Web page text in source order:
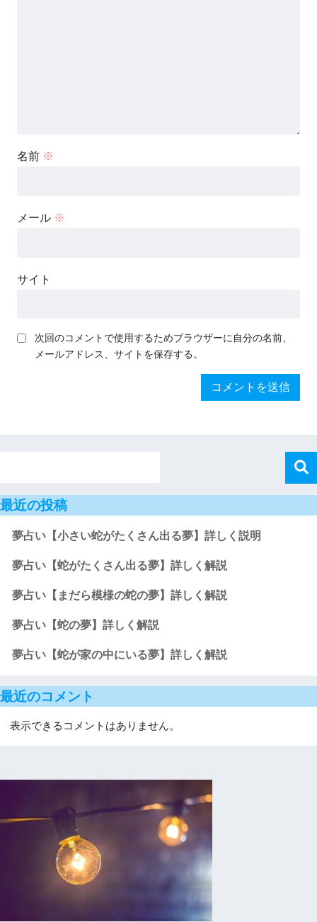
名前 ※
メール ※
サイト
次回のコメントで使用するためブラウザーに自分の名前、
メールアドレス、サイトを保存する。
最近の投稿
夢占い【小さい蛇がたくさん出る夢】詳しく説明
夢占い【蛇がたくさん出る夢】詳しく解説
夢占い【まだら模様の蛇の夢】詳しく解説
夢占い【蛇の夢】詳しく解説
夢占い【蛇が家の中にいる夢】詳しく解説
最近のコメント
表示できるコメントはありません。